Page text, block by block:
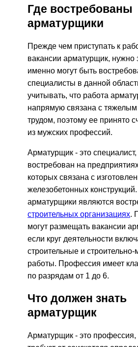
Где востребованы
арматурщики
Прежде чем приступать к
вакансии арматурщик, нужно
именно могут быть
специалисты в данной
учитывать, что работа
напрямую связана с
трудом, поэтому ее принято
из мужских профессий.
Арматурщик - это
востребован на
которых связана с
железобетонных
арматурщики являются
строительных организациях.
могут размещать вакансии
если круг деятельности
строительные и
работы. Профессия имеет
по разрядам от 1 до 6.
Что должен знать
арматурщик
Арматурщик - это профессия,